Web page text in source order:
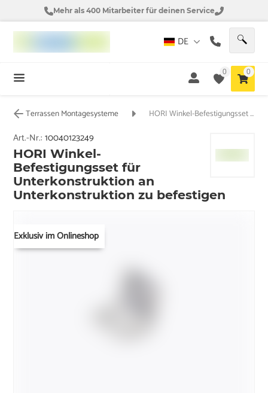
Mehr als 400 Mitarbeiter für deinen Service
DE
0 0
Terrassen Montagesysteme HORI Winkel-Befestigungsset für Unterkonstruktion an Unterkonstruktion zu befestigen
Exklusiv im Onlineshop
Art.-Nr.:10040123249
HORI Winkel-
Befestigungsset für
Unterkonstruktion an
Unterkonstruktion zu befestigen